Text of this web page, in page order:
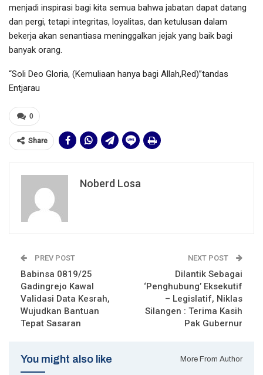
menjadi inspirasi bagi kita semua bahwa jabatan dapat datang
dan pergi, tetapi integritas, loyalitas, dan ketulusan dalam
bekerja akan senantiasa meninggalkan jejak yang baik bagi
banyak orang.
“Soli Deo Gloria, (Kemuliaan hanya bagi Allah,Red)”tandas
Entjarau
0
Share
Noberd Losa
PREV POST
Babinsa 0819/25
Gadingrejo Kawal
Validasi Data Kesrah,
Wujudkan Bantuan
Tepat Sasaran
NEXT POST
Dilantik Sebagai
‘Penghubung’ Eksekutif
– Legislatif, Niklas
Silangen : Terima Kasih
Pak Gubernur
You might also like More From Author